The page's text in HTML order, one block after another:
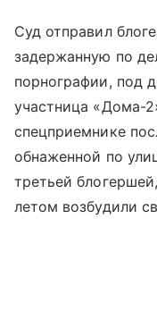
Суд отправил
задержанную по
порнографии, под
участница «Дома-
спецприемнике
обнаженной по
третьей
летом возбудили